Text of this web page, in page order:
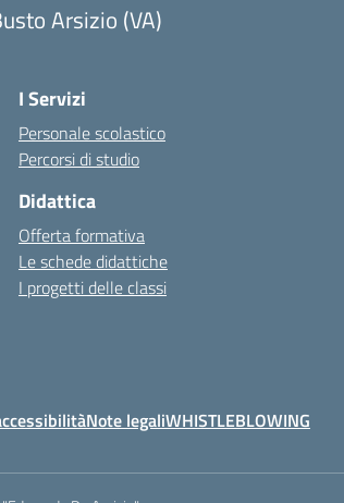
Arsizio (VA)
I Servizi
Personale scolastico
Percorsi di studio
Didattica
Offerta formativa
Le schede didattiche
I progetti delle classi
Note legaliWHISTLEBLOWING